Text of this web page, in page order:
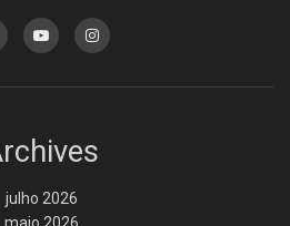
julho 2026